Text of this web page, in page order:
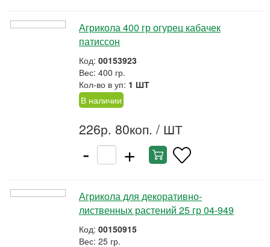
Агрикола 400 гр огурец кабачек
патиссон
Код: 00153923
Вес: 400 гр.
Кол-во в уп: 1 ШТ
В наличии
226р. 80коп. / ШТ
- +
Агрикола для декоративно-
лиственных растений 25 гр 04-949
Код: 00150915
Вес: 25 гр.